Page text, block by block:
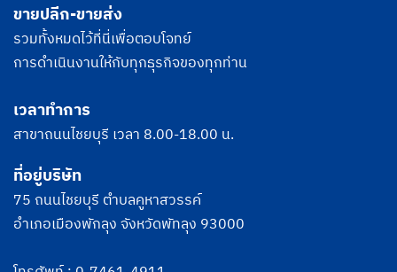
ขายปลีก-ขายส่ง
รวมทั้งหมดไว้ที่นี่เพื่อตอบโจทย์
การดำเนินงานให้กับทุกธุรกิจของทุกท่าน
เวลาทำการ
สาขาถนนไชยบุรี เวลา 8.00-18.00 น.
ที่อยู่บริษัท
75 ถนนไชยบุรี ตำบลคูหาสวรรค์
อำเภอเมืองพักลุง จังหวัดพัทลุง 93000